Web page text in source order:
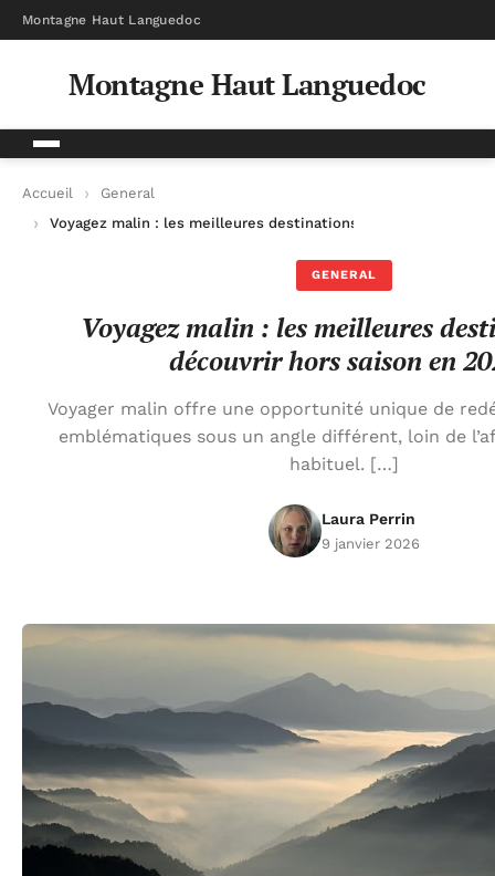
Montagne Haut Languedoc
Montagne Haut Languedoc
Accueil
General
Voyagez malin : les meilleures destinations à découvrir hors
GENERAL
Voyagez malin : les meilleures
découvrir hors saison en
Voyager malin offre une opportunité unique de
emblématiques sous un angle différent, loin de
habituel. […]
Laura Perrin
9 janvier 2026